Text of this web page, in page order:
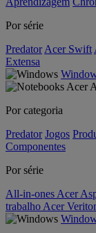
Por série
Predator Acer Swift
Extensa
Por categoria
Predator Jogos
Componentes
Por série
All-in-ones Acer
trabalho Acer